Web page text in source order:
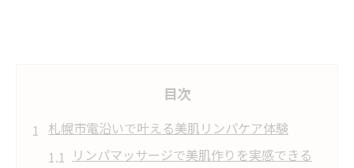
目次
札幌市電沿いで叶える美肌リンパケア体験
リンパマッサージで美肌作りを実感できる